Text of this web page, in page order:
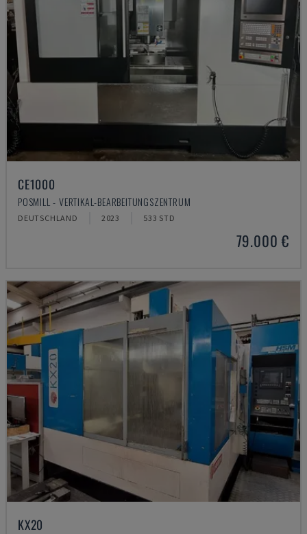
CE1000
POSMILL - VERTIKAL-BEARBEITUNGSZENTRUM
DEUTSCHLAND 2023 533 STD
79.000 €
KX20